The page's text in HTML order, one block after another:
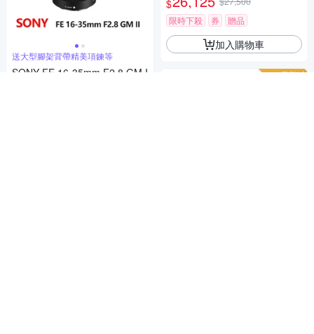
送大型腳架背帶精美項鍊等
SONY FE 16-35mm F2.8 GM I
$
限時下殺
券 贈品
加入購物車